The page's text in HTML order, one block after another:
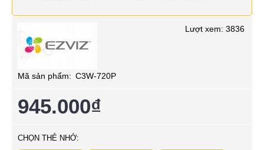
Lượt xem: 3836
Mã sản phẩm: C3W-720P
945.000₫
CHỌN THẺ NHỚ: